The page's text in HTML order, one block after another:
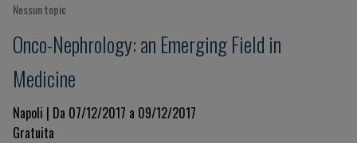
Nessun topic
Onco-Nephrology: an Emerging Field in
Medicine
Napoli | Da 07/12/2017 a 09/12/2017
Gratuita